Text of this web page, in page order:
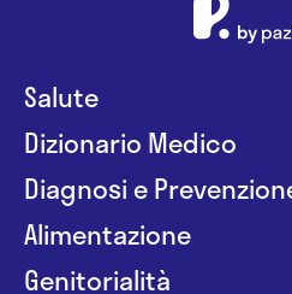
Salute
Dizionario Medico
Diagnosi e
Alimentazione
Genitorialità